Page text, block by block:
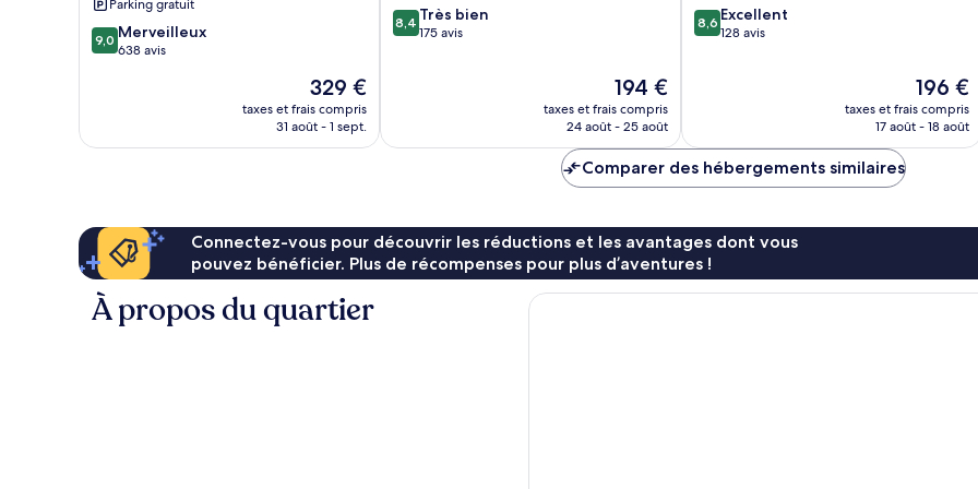
Parking gratuit
9.0
sur
9,0 Merveilleux
638 avis
Le
nouveau
prix
329 €
taxes et frais compris
31 août - 1 sept.
8.4
sur
8,4 Très bien
175 avis
Le
nouveau
prix
de
194 €
194 €
taxes et frais compris
24 août - 25 août
8.6
sur
8,6 Excellent
128 avis
Le
nouveau
prix
196 €
taxes et frais compris
17 août - 18 août
Comparer des hébergements similaires
Connectez-vous pour découvrir les réductions et les avantages dont vous
pouvez bénéficier. Plus de récompenses pour plus d’aventures !
À propos du quartier